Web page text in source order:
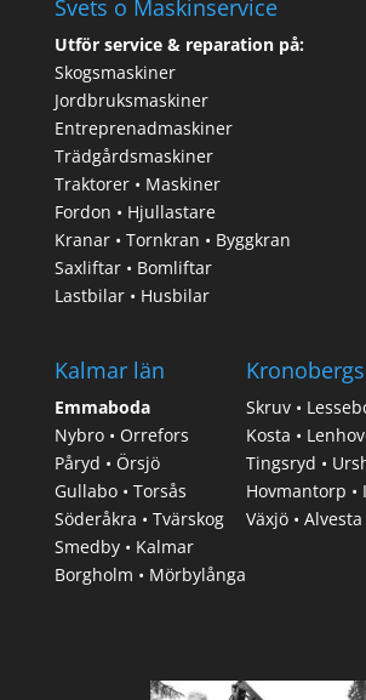
Svets o Maskinservice
Utför service & reparation på:
Skogsmaskiner
Jordbruksmaskiner
Entreprenadmaskiner
Trädgårdsmaskiner
Traktorer • Maskiner
Fordon • Hjullastare
Kranar • Tornkran • Byggkran
Saxliftar • Bomliftar
Lastbilar • Husbilar
Kalmar län
Emmaboda
Nybro • Orrefors
Påryd • Örsjö
Gullabo • Torsås
Söderåkra • Tvärskog
Smedby • Kalmar
Borgholm • Mörbylånga
Skruv •
Kosta •
Tingsryd •
Hovmantorp •
Växjö • Alvesta